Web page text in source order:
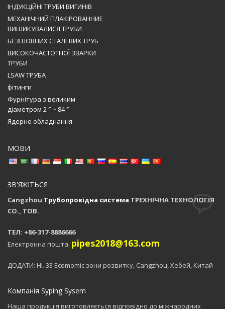
ІНДУКЦІЙНІ ТРУБИ ВИГИНІВ
МЕХАНІЧНИЙ ПЛАКІРОВАННИЕ
ВИШИКУВАЛИСЯ ТРУБИ
БЕЗШОВНИХ СТАЛЕВИХ ТРУБ
ВИСОКОЧАСТОТНОЇ ЗВАРКИ
ТРУБИ
LSAW ТРУБА
фітинги
Фурнітура з великим
діаметром 2 ″ ~ 84 ″
Ядерне обладнання
МОВИ
ЗВ'ЯЖІТЬСЯ
Cangzhou Трубопровідна система ТРЕХНІЧНА ТЕХНОЛОГІЯ
CO., ТОВ.
ТЕЛ: +86-317-8886666
Електронна пошта: pipes2018@163.com
ДОДАТИ: Ні. 33 Ecomomic зони розвитку, Cangzhou, Хебей, Китай
Компанія Syping Sysem
Наша продукція виготовляється відповідно до міжнародних